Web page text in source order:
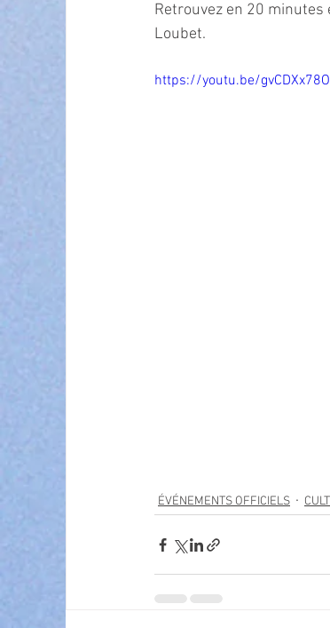
Retrouvez en 20
Loubet.
https://youtu.be/
ÉVÉNEMENTS OFFICIELS